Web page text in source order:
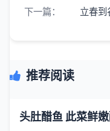
下一篇：
推荐阅读
头肚醋鱼 此菜鲜